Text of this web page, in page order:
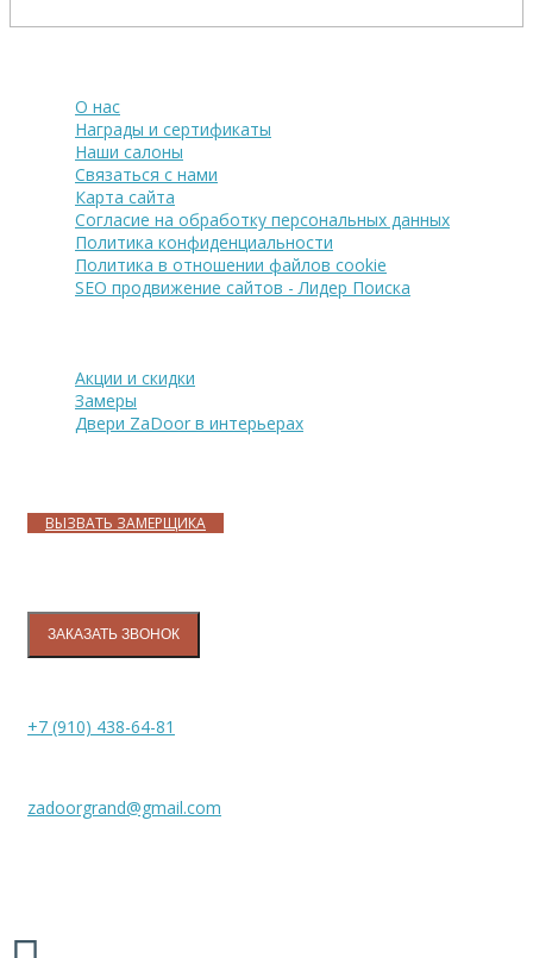
О нас
Награды и сертификаты
Наши салоны
Связаться с нами
Карта сайта
Согласие на обработку персональных данных
Политика конфиденциальности
Политика в отношении файлов cookie
SEO продвижение сайтов - Лидер Поиска
Акции и скидки
Замеры
Двери ZaDoor в интерьерах
ВЫЗВАТЬ ЗАМЕРЩИКА
ЗАКАЗАТЬ ЗВОНОК
+7 (910) 438-64-81
zadoorgrand@gmail.com